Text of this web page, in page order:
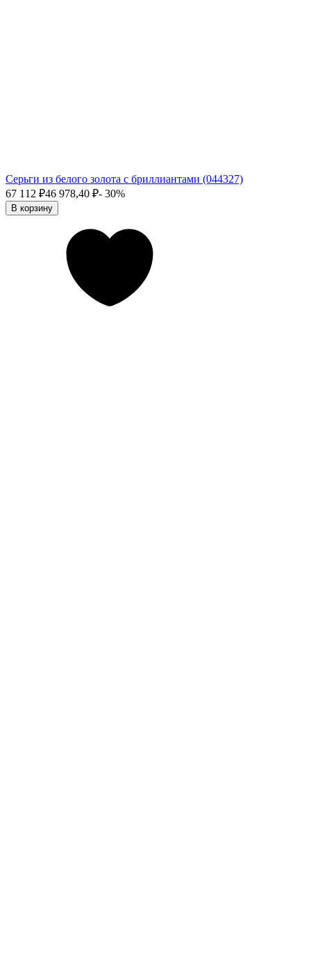
Серьги из белого золота с бриллиантами (044327)
67 112 ₽46 978,40 ₽- 30%
В корзину